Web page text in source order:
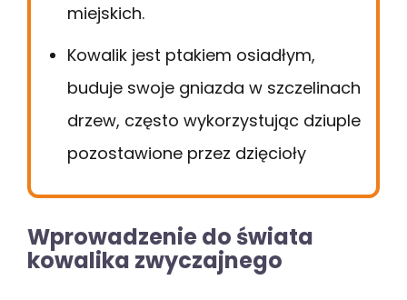
miejskich.
Kowalik jest ptakiem osiadłym,
buduje swoje gniazda w szczelinach
drzew, często wykorzystując dziuple
pozostawione przez dzięcioły
Wprowadzenie do świata
kowalika zwyczajnego